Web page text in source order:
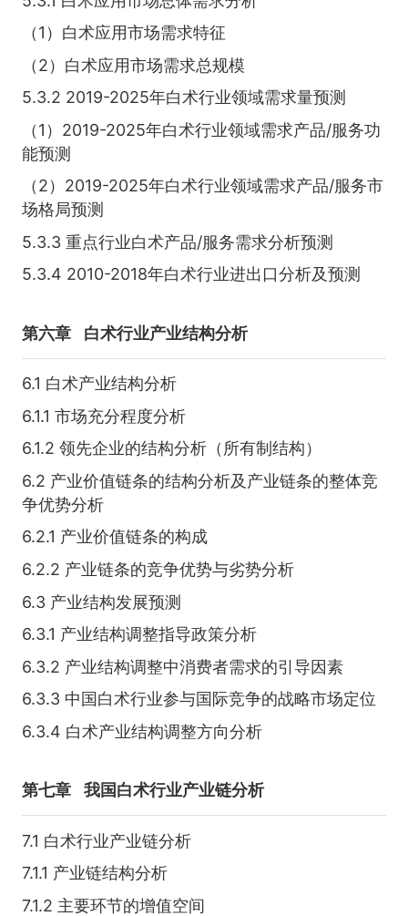
（1）白术应用市场需求特征
（2）白术应用市场需求总规模
5.3.2 2019-2025年白术行业领域需求量预测
（1）2019-2025年白术行业领域需求产品/服务功
能预测
（2）2019-2025年白术行业领域需求产品/服务市
场格局预测
5.3.3 重点行业白术产品/服务需求分析预测
5.3.4 2010-2018年白术行业进出口分析及预测
第六章 白术行业产业结构分析
6.1 白术产业结构分析
6.1.1 市场充分程度分析
6.1.2 领先企业的结构分析（所有制结构）
6.2 产业价值链条的结构分析及产业链条的整体竞
争优势分析
6.2.1 产业价值链条的构成
6.2.2 产业链条的竞争优势与劣势分析
6.3 产业结构发展预测
6.3.1 产业结构调整指导政策分析
6.3.2 产业结构调整中消费者需求的引导因素
6.3.3 中国白术行业参与国际竞争的战略市场定位
6.3.4 白术产业结构调整方向分析
第七章 我国白术行业产业链分析
7.1 白术行业产业链分析
7.1.1 产业链结构分析
7.1.2 主要环节的增值空间